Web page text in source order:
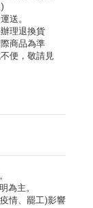
送。
理退換貨
商品為準
便，敬請見
為主。
情、罷工)影響